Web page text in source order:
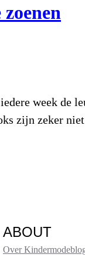
week de
zijn zeker
ABOUT
Over